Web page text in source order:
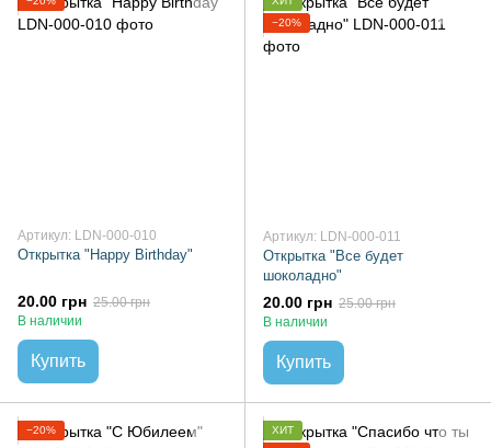
Артикул: LDN-000-010
Открытка "Happy Birthday"
20.00 грн 25.00 грн
В наличии
Купить
−20%
Артикул: LDN-000-011
Открытка "Все будет
шоколадно"
20.00 грн 25.00 грн
В наличии
Купить
−20%
ХИТ